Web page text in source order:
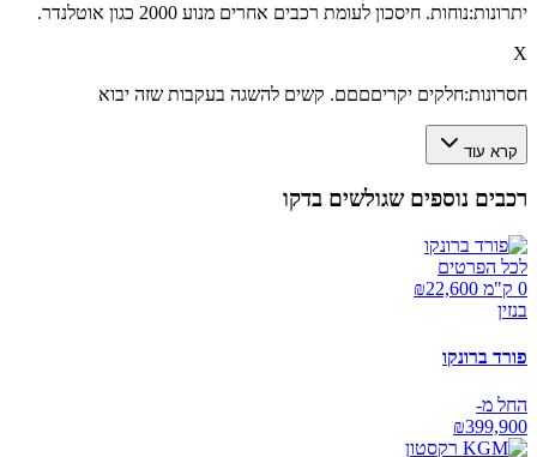
יתרונות:נוחות. חיסכון לעומת רכבים אחרים מנוע 2000 כגון אוטלנדר.
X
חסרונות:חלקים יקריםםםם. קשים להשגה בעקבות שזה יבוא
קרא עוד
רכבים נוספים שגולשים בדקו
לכל הפרטים
0 ק"מ ₪
22,600
בנזין
פורד ברונקו
החל מ-
₪399,900